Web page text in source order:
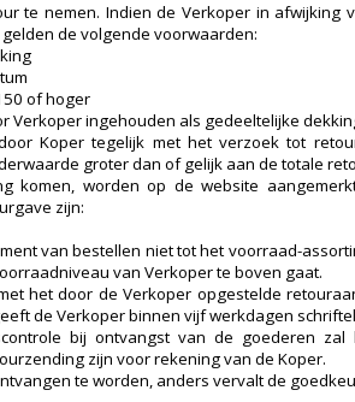
te nemen. Indien de Verkoper in afwijking
de volgende voorwaarden:
of hoger
ingehouden als gedeeltelijke
Koper tegelijk met het verzoek tot
groter dan of gelijk aan de totale
komen, worden op de website
zijn:
van bestellen niet tot het voorraad-
van Verkoper te boven gaat.
het door de Verkoper opgestelde
de Verkoper binnen vijf werkdagen
bij ontvangst van de goederen zal
zijn voor rekening van de Koper.
te worden, anders vervalt de